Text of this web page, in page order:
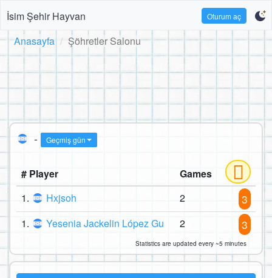
İsim Şehir Hayvan Oturum aç
Anasayfa Şöhretler Salonu
- Geçmiş gün
# Player
Games
1.
Hxjsoh 2 3
1. Yesenia Jackelin López Gu 2 3
Statistics are updated every ~5 minutes